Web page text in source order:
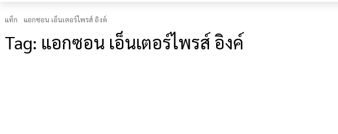
แท็ก แอกซอน เอ็นเตอร์ไพรส์ อิงค์
Tag: แอกซอน เอ็นเตอร์ไพรส์ อิงค์